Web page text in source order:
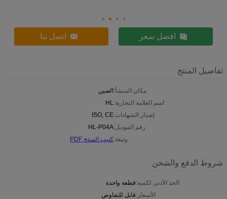
افضل سعر اتصل بنا
تفاصيل المنتج
مكان المنشأ:الصين
اسم العلامة التجارية:HL
إصدار الشهادات:ISO, CE
رقم الموديل:HL-P04A
وثيقة:كتيب المنتج PDF
شروط الدفع والشحن
الحد الأدنى لكمية:قطعة واحدة
الأسعار:قابل للتفاوض